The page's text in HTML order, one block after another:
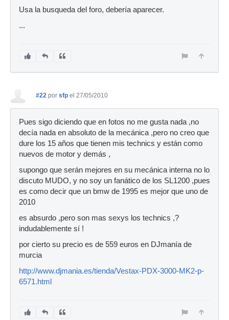
Usa la busqueda del foro, debería aparecer.
...
#22 por sfp el 27/05/2010
Pues sigo diciendo que en fotos no me gusta nada ,no
decía nada en absoluto de la mecánica ,pero no creo que
dure los 15 años que tienen mis technics y están como
nuevos de motor y demás ,
supongo que serán mejores en su mecánica interna no lo
discuto MUDO, y no soy un fanático de los SL1200 ,pues
es como decir que un bmw de 1995 es mejor que uno de
2010
es absurdo ,pero son mas sexys los technics ,?
indudablemente sí !
por cierto su precio es de 559 euros en DJmanía de
murcia
http://www.djmania.es/tienda/Vestax-PDX-3000-MK2-p-
6571.html